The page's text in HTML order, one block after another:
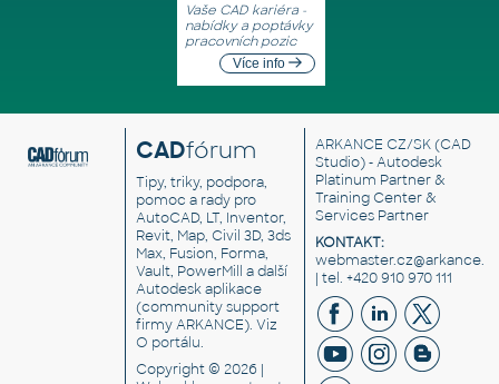
Vaše CAD kariéra -
nabídky a poptávky
pracovních pozic
Více info
CADfórum
Tipy, triky, podpora,
pomoc a rady pro
AutoCAD, LT, Inventor,
Revit, Map, Civil 3D, 3ds
Max, Fusion, Forma,
Vault, PowerMill a další
Autodesk aplikace
(community support
firmy ARKANCE). Viz
O portálu.
Copyright © 2026 |
ARKANCE CZ/SK(CAD
Studio) - Autodesk
Platinum Partner &
Training Center &
Services Partner
KONTAKT:
| tel. +420 910 970 111